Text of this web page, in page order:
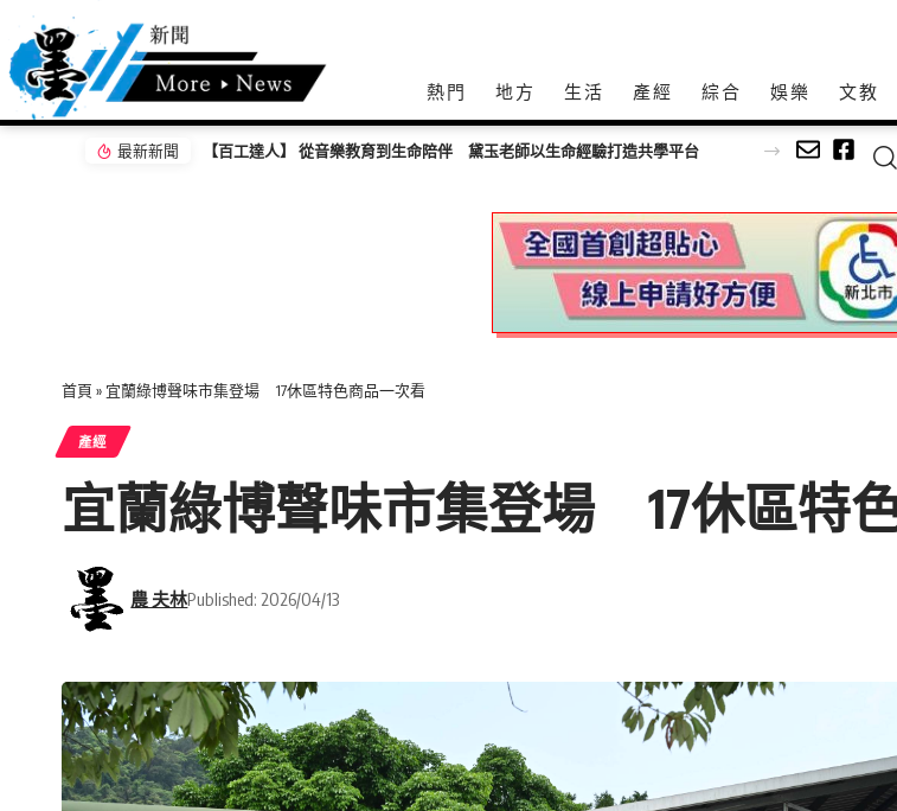
熱門 地方 生活 產經 綜合 娛樂 文教
最新新聞 【百工達人】 從音樂教育到生命陪伴 黛玉老師以生命經驗打造共學平台
首頁 » 宜蘭綠博聲味市集登場 17休區特色商品一次看
產經
宜蘭綠博聲味市集登場 17休區特
農 夫林Published: 2026/04/13